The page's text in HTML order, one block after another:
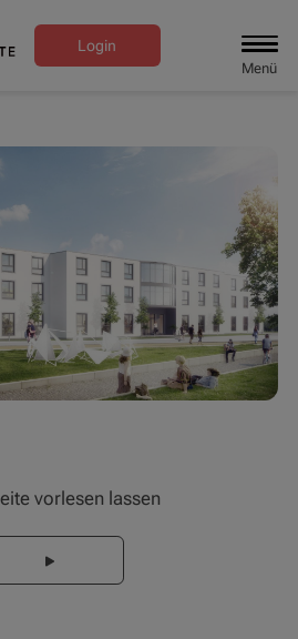
Login
vorlesen lassen